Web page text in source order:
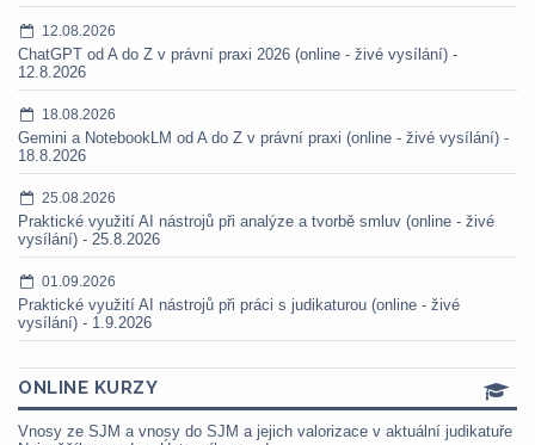
12.08.2026
ChatGPT od A do Z v právní praxi 2026 (online - živé vysílání) -
12.8.2026
18.08.2026
Gemini a NotebookLM od A do Z v právní praxi (online - živé vysílání) -
18.8.2026
25.08.2026
Praktické využití AI nástrojů při analýze a tvorbě smluv (online - živé
vysílání) - 25.8.2026
01.09.2026
Praktické využití AI nástrojů při práci s judikaturou (online - živé
vysílání) - 1.9.2026
ONLINE KURZY
Vnosy ze SJM a vnosy do SJM a jejich valorizace v aktuální judikatuře